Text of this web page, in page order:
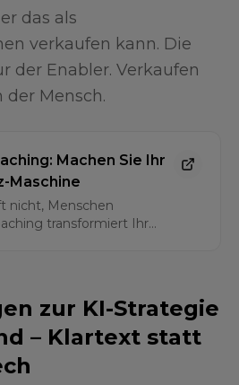
das als
verkaufen kann. Die
der Enabler. Verkaufen
Mensch.
Machen Sie Ihr
Maschine
nicht, Menschen
transformiert Ihr
zur KI-Strategie
– Klartext statt